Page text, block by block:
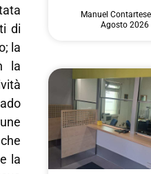
di
la
la
la
Manuel Contartese
Agosto 2026